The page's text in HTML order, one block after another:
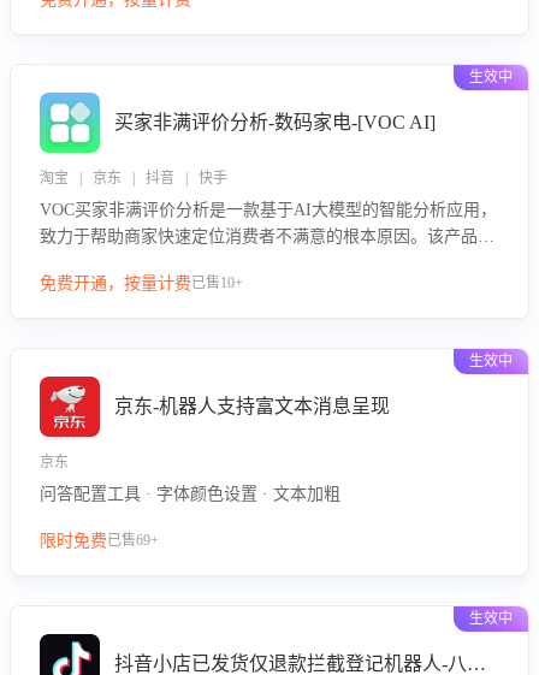
绪、归因争议根源，并客观评估客服应对合理性与成效。系统
生效中
买家非满评价分析-数码家电-[VOC AI]
淘宝 | 京东 | 抖音 | 快手
VOC买家非满评价分析是一款基于AI大模型的智能分析应用，
致力于帮助商家快速定位消费者不满意的根本原因。该产品可
或其它部门原因，明确责任归属，提供可落地的改进建议与策
免费开通，按量计费已售10+
生效中
京东-机器人支持富文本消息呈现
京东
问答配置工具 · 字体颜色设置 · 文本加粗
限时免费已售69+
生效中
抖音小店已发货仅退款拦截登记机器人-八爪鱼